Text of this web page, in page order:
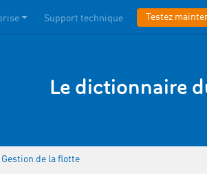
Support technique Testez
Le dictionnaire
Gestion de la flotte